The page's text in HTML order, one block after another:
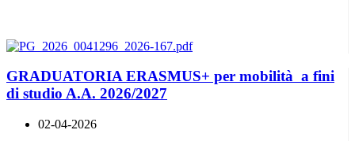
GRADUATORIA ERASMUS+ per mobilità a fini
di studio A.A. 2026/2027
02-04-2026